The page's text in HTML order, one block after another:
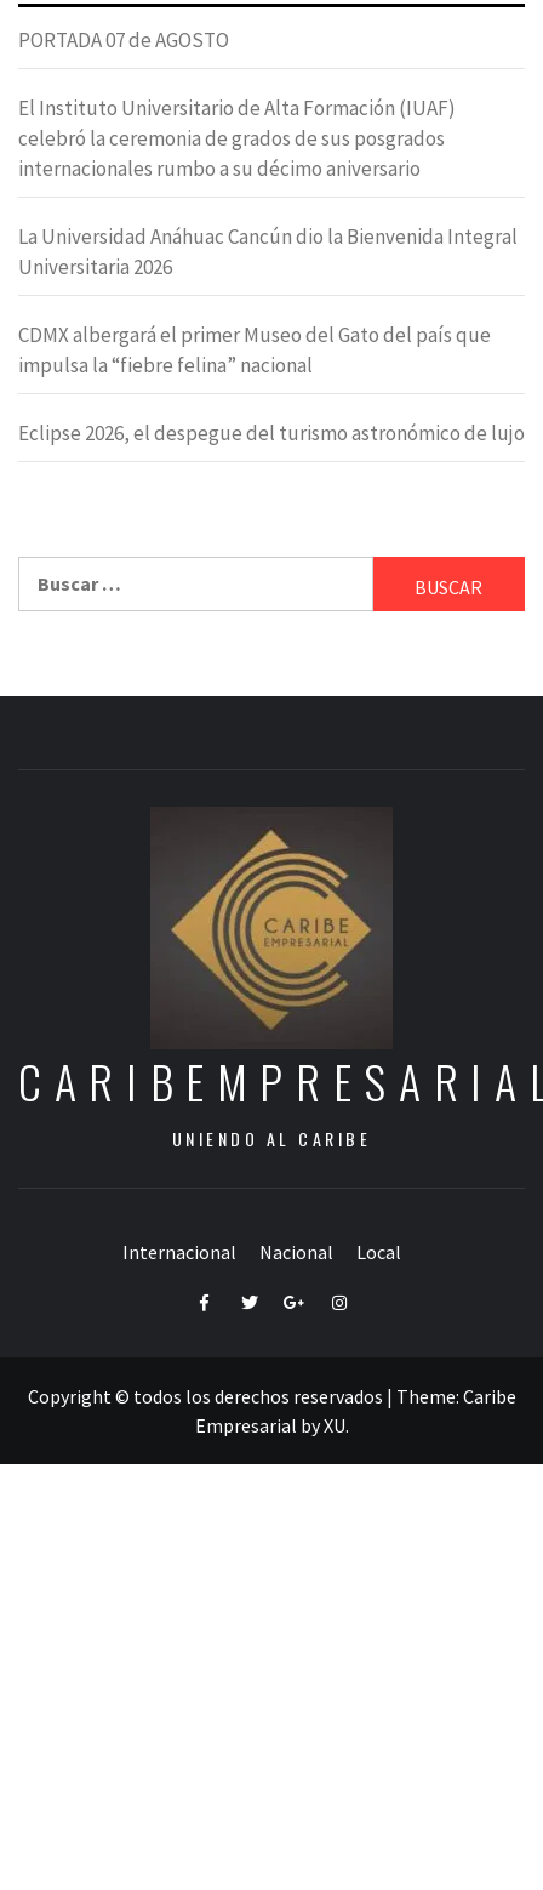
PORTADA 07 de AGOSTO
El Instituto Universitario de Alta Formación (IUAF)
celebró la ceremonia de grados de sus posgrados
internacionales rumbo a su décimo aniversario
La Universidad Anáhuac Cancún dio la Bienvenida Integral
Universitaria 2026
CDMX albergará el primer Museo del Gato del país que
impulsa la “fiebre felina” nacional
Eclipse 2026, el despegue del turismo astronómico de lujo
UNIENDO AL CARIBE
Internacional Nacional Local
FacebookTwitterGoogle+Instagram
Copyright © todos los derechos reservados | Theme: Caribe
Empresarial byXU.